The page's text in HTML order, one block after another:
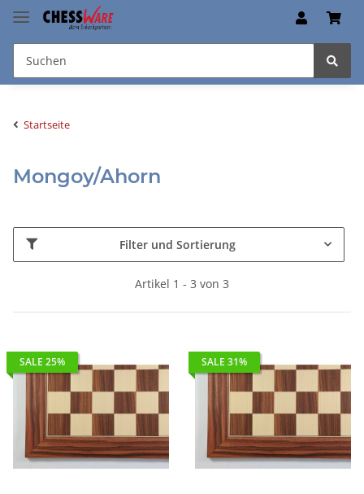
Startseite
Mongoy/Ahorn
Filter und Sortierung
Artikel 1 - 3 von 3
SALE 25% SALE 31%